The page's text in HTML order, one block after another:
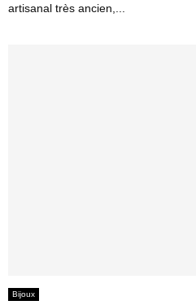
artisanal très ancien,...
Bijoux